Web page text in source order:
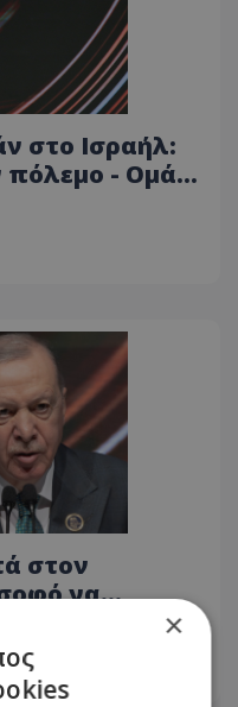
στο Ισραήλ:
πόλεμο - Ομάδα
στον
να
της
έχουν
×